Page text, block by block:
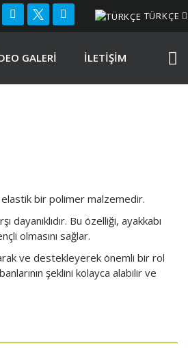
TÜRKÇE
GALERI İLETIŞIM
bir polimer malzemedir.
Bu özelliği, ayakkabı
olmasını sağlar.
ve destekleyerek önemli bir rol
şeklini kolayca alabilir ve